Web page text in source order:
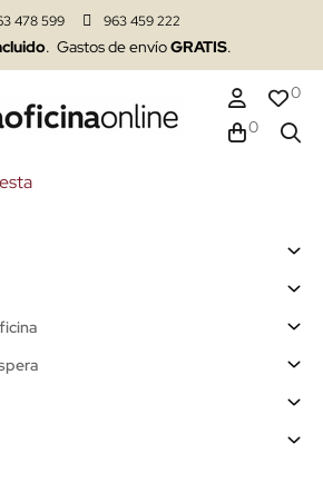
478 599 963 459 222
. Gastos de envíoGRATIS.
0
0